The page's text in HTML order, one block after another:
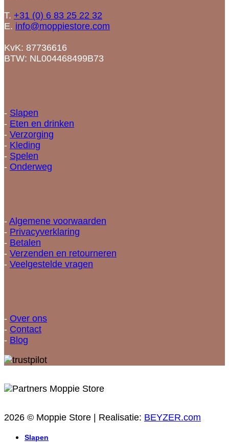
T. +31 (0) 6 83 25 22 32
E. info@moppiestore.com
KvK: 87736616
BTW: NL004468499B73
- Slapen
- Eten en drinken
- Verzorging
- Kleding
- Spelen
- Onderweg
- Algemene voorwaarden
- Privacyverklaring
- Betalen
- Verzenden en retourneren
- Veelgestelde vragen
- Over ons
- Contact
- Blog
2026 © Moppie Store | Realisatie: BEYZER.com
Slapen